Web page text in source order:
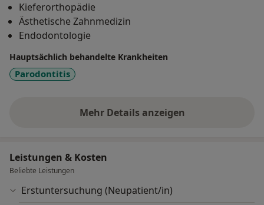
Kieferorthopädie
Ästhetische Zahnmedizin
Endodontologie
Hauptsächlich behandelte Krankheiten
Parodontitis
Mehr Details anzeigen
über Erfahrungen
Leistungen & Kosten
Beliebte Leistungen
Erstuntersuchung (Neupatient/in)